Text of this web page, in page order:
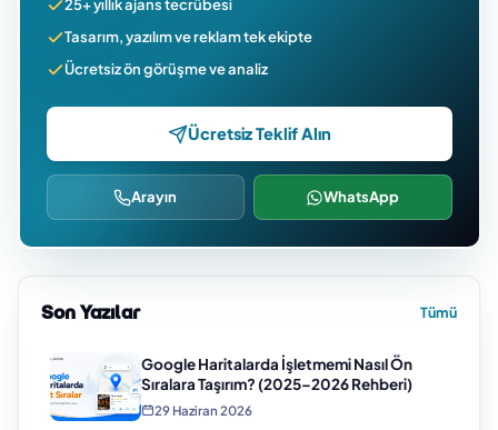
25+ yıllık ajans tecrübesi
Tasarım, yazılım ve reklam tek ekipte
Ücretsiz ön görüşme ve analiz
Ücretsiz Teklif Alın
Arayın WhatsApp
Son Yazılar Tümü
Google Haritalarda İşletmemi Nasıl Ön
Sıralara Taşırım? (2025–2026 Rehberi)
29 Haziran 2026